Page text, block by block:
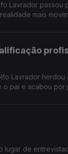
Lavrador
mais
Lavrador
o pai e acabou
lugar de